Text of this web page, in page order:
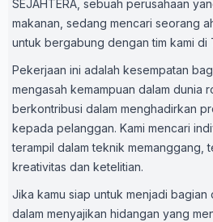
SEJAHTERA, sebuah perusahaan
makanan, sedang mencari seorang
untuk bergabung dengan tim kami di
Pekerjaan ini adalah kesempatan
mengasah kemampuan dalam dunia
berkontribusi dalam menghadirkan
kepada pelanggan. Kami mencari
terampil dalam teknik memanggang,
kreativitas dan ketelitian.
Jika kamu siap untuk menjadi bagian
dalam menyajikan hidangan yang